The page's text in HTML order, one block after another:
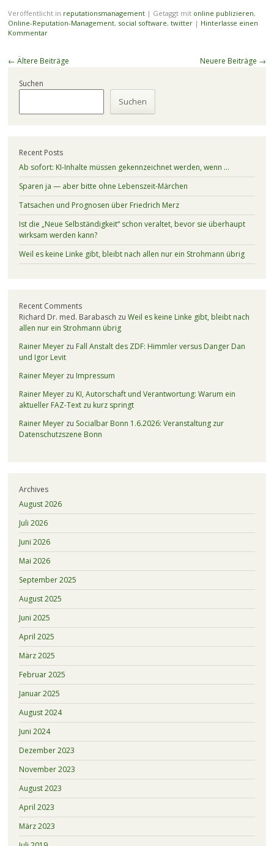
Veröffentlicht in reputationsmanagement | Getaggt mit online publizieren,
Online-Reputation-Management, social software, twitter | Hinterlasse einen
Kommentar
Beitragsnavigation
← Ältere Beiträge Neuere Beiträge →
Suchen
Suchen
Recent Posts
Ab sofort: KI-Inhalte müssen gekennzeichnet werden, wenn …
Sparen ja — aber bitte ohne Lebenszeit-Märchen
Tatsachen und Prognosen über Friedrich Merz
Ist die „Neue Selbständigkeit“ schon veraltet, bevor sie überhaupt
wirksam werden kann?
Weil es keine Linke gibt, bleibt nach allen nur ein Strohmann übrig
Recent Comments
Richard Dr. med. Barabasch zu Weil es keine Linke gibt, bleibt nach
allen nur ein Strohmann übrig
Rainer Meyerzu Fall Anstalt des ZDF: Himmler versus Danger Dan
und Igor Levit
Rainer Meyerzu Impressum
Rainer Meyerzu KI, Autorschaft und Verantwortung: Warum ein
aktueller FAZ-Text zu kurz springt
Rainer Meyerzu Socialbar Bonn 1.6.2026: Veranstaltung zur
Datenschutzszene Bonn
Archives
August 2026
Juli 2026
Juni 2026
Mai 2026
September 2025
August 2025
Juni 2025
April 2025
März 2025
Februar 2025
Januar 2025
August 2024
Juni 2024
Dezember 2023
November 2023
August 2023
April 2023
März 2023